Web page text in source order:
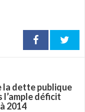
la dette publique
l’ample déficit
2014